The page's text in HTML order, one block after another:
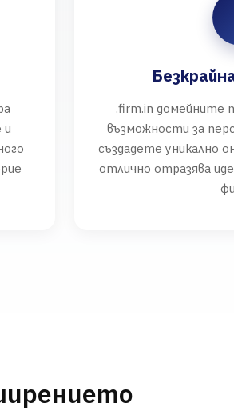
и
.firm.in домейните
възможности за
създадете уникално
отлично отразява